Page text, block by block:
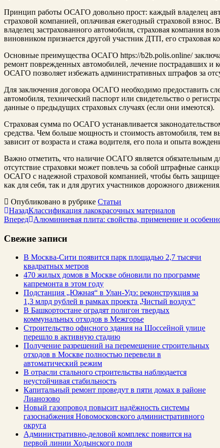
Принцип работы ОСАГО довольно прост: каждый владелец
страховой компанией, оплачивая ежегодный страховой
владелец застрахованного автомобиля, страховая компания
виновником признается другой участник ДТП, его страховая
Основные преимущества ОСАГО https://b2b.polis.online/
ремонт поврежденных автомобилей, лечение пострадавших
ОСАГО позволяет избежать административных штрафов за
Для заключения договора ОСАГО необходимо предоставить
автомобиля, технический паспорт или свидетельство о
данные о предыдущих страховых случаях (если они имеются).
Страховая сумма по ОСАГО устанавливается
средства. Чем больше мощность и стоимость автомобиля, тем
зависит от возраста и стажа водителя, его пола и опыта
Важно отметить, что наличие ОСАГО является обязательным
отсутствие страховки может повлечь за собой штрафные
ОСАГО с надежной страховой компанией, чтобы быть
как для себя, так и для других участников дорожного
Опубликовано в рубрике Статьи
НазадКлассификация лакокрасочных материалов
Вперед
Алюминиевая плита: свойства, применение и
Свежие записи
В Москва-Сити появится парк площадью 2,7 тысячи
квадратных метров
470 жилых домов в Москве обновили по программе
капремонта в этом году
Подстанция „Южная“ в Улан‑Удэ: реконструкция за
1,3 млрд рублей в рамках проекта „Чистый воздух“
В Башкортостане оградят полигон твердых
коммунальных отходов в Межгорье
Строительство офисного здания на Шоссейной улице
перешло в активную стадию
Получение разрешений на перемещение строительных
отходов в Москве полностью перевели в
автоматический режим
В отрасли стального строительства наблюдается
неустойчивая стабильность
Капитальный ремонт проведут в пяти домах в районе
Лианозово
Новый газопровод повысит надёжность системы
газоснабжения Новомосковского административного
округа
Административно-деловой комплекс появится на
первой линии Ходынского поля